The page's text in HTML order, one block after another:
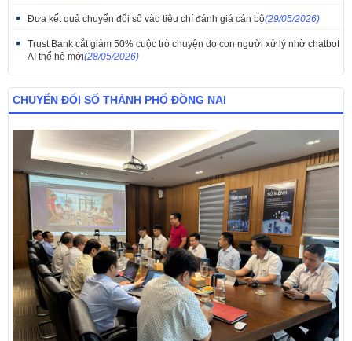
​Đưa kết quả chuyển đổi số vào tiêu chí đánh giá cán bộ(29/05/2026)
Trust Bank cắt giảm 50% cuộc trò chuyện do con người xử lý nhờ chatbot
AI thế hệ mới(28/05/2026)
CHUYỂN ĐỔI SỐ THÀNH PHỐ ĐỒNG NAI